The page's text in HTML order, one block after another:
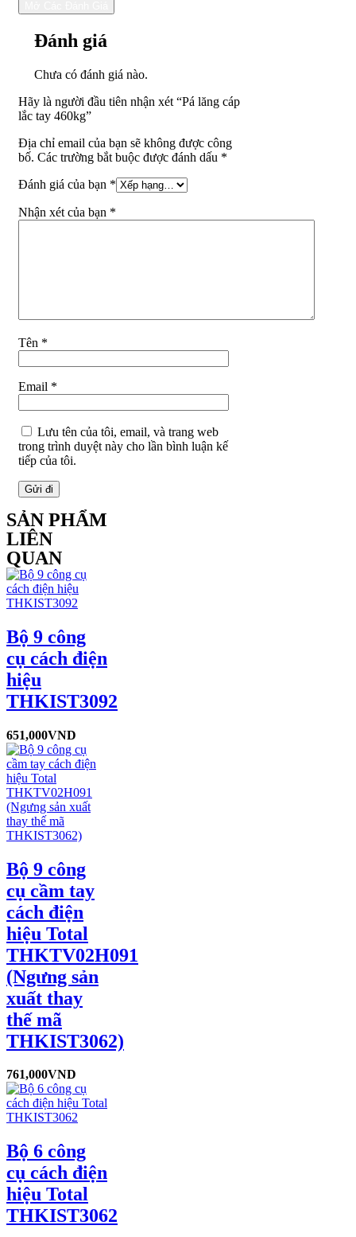
Đánh giá
Chưa có đánh giá nào.
Hãy là người đầu tiên nhận xét “Pá lăng cáp
lắc tay 460kg”
Địa chỉ email của bạn sẽ không được công
bố. Các trường bắt buộc được đánh dấu *
Đánh giá của bạn *
Nhận xét của bạn *
Tên *
Email *
Lưu tên của tôi, email, và trang web
trong trình duyệt này cho lần bình luận kế
tiếp của tôi.
SẢN PHẨM
LIÊN
QUAN
Bộ 9 công
cụ cách điện
hiệu
THKIST3092
651,000VND
Bộ 9 công
cụ cầm tay
cách điện
hiệu Total
THKTV02H091
(Ngưng sản
xuất thay
thế mã
THKIST3062)
761,000VND
Bộ 6 công
cụ cách điện
hiệu Total
THKIST3062